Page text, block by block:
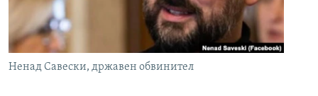
Ненад Савески, државен обвинител